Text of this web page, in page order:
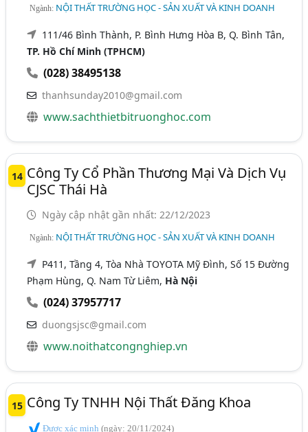
Ngành: NỘI THẤT TRƯỜNG HỌC - SẢN XUẤT VÀ KINH DOANH
111/46 Bình Thành, P. Bình Hưng Hòa B, Q. Bình Tân,
TP. Hồ Chí Minh (TPHCM)
(028) 38495138
thanhsunday2010@gmail.com
www.sachthietbitruonghoc.com
14 Công Ty Cổ Phần Thương Mại Và Dịch Vụ
CJSC Thái Hà
Ngày cập nhật gần nhất: 22/12/2023
Ngành: NỘI THẤT TRƯỜNG HỌC - SẢN XUẤT VÀ KINH DOANH
P411, Tầng 4, Tòa Nhà TOYOTA Mỹ Đình, Số 15 Đường
Phạm Hùng, Q. Nam Từ Liêm, Hà Nội
(024) 37957717
duongsjsc@gmail.com
www.noithatcongnghiep.vn
15 Công Ty TNHH Nội Thất Đăng Khoa
Được xác minh(ngày: 20/11/2024)